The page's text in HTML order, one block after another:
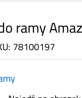
ramy
78100197